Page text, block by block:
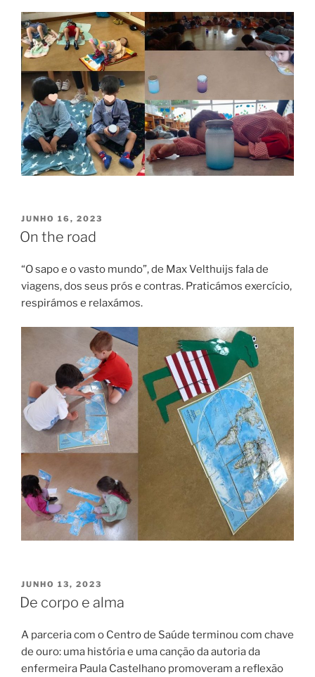
PUBLICADO
EM
JUNHO 16, 2023
On the road
“O sapo e o vasto mundo”, de Max Velthuijs fala de
viagens, dos seus prós e contras. Praticámos exercício,
respirámos e relaxámos.
PUBLICADO
EM
JUNHO 13, 2023
De corpo e alma
A parceria com o Centro de Saúde terminou com chave
de ouro: uma história e uma canção da autoria da
enfermeira Paula Castelhano promoveram a reflexão